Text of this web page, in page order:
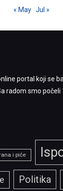
« May Jul »
portal koji se
radom smo počeli
i piće
Politika